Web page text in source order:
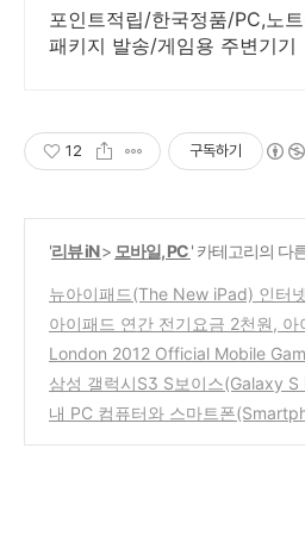
포인트적립/한국정품/PC,노
패키지 발송/게임용 주변기기
12 구독하기
'리뷰 iN> 모바일, PC' 카테고리의 다
뉴아이패드(The New iPad) 인터
격과 ipad2 중고가격 시세
(2)
아이패드 연간 전기요금 2천원, 아
마트폰은 1년간 5백원정도 발생
(0)
London 2012 Official Mobile
림픽 공식 모바일 게임 아이폰, 아
출시
(2)
삼성 갤럭시S3 S보이스(Galaxy S
어플 직접 테스트를 해본 사용기
내 PC 컴퓨터와 스마트폰